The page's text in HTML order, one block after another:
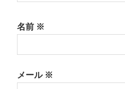
名前 ※
メール※